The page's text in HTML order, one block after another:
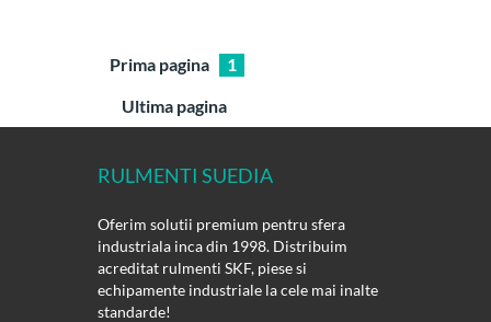
Prima pagina
1
Ultima pagina
RULMENTI SUEDIA
Oferim solutii premium pentru sfera
industriala inca din 1998. Distribuim
acreditat rulmenti SKF, piese si
echipamente industriale la cele mai inalte
standarde!